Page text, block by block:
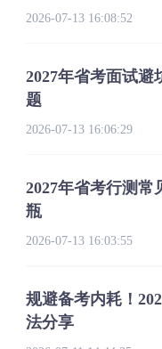
2026-07-13 16:08:52
2027年省考面试避
题
2026-07-13 16:06:29
2027年省考行测
瓶
2026-07-13 16:03:55
规避备考内耗！
法分享